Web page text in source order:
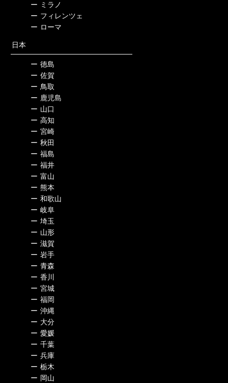
ー ミラノ
ー フィレンツェ
ー ローマ
日本
ー 徳島
ー 佐賀
ー 鳥取
ー 鹿児島
ー 山口
ー 高知
ー 宮崎
ー 秋田
ー 福島
ー 福井
ー 富山
ー 熊本
ー 和歌山
ー 岐阜
ー 埼玉
ー 山形
ー 滋賀
ー 岩手
ー 青森
ー 香川
ー 宮城
ー 福岡
ー 沖縄
ー 大分
ー 愛媛
ー 千葉
ー 兵庫
ー 栃木
ー 岡山